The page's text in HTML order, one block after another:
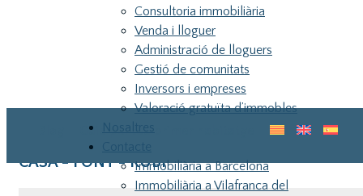
Guia pel teu primer habitatge
Consultoria immobiliària
Venda i lloguer
Administració de lloguers
Gestió de comunitats
Inversors i empreses
Valoració gratuïta d’immobles
Nosaltres
Contacte
Immobiliària a Barcelona
Immobiliària a Vilafranca del
CASA - FONT - RUBI